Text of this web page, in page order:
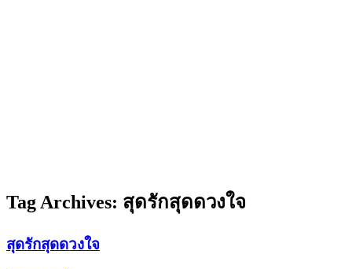
Tag Archives: สุดรักสุดดวงใจ
สุดรักสุดดวงใจ